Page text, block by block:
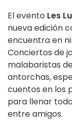
El evento Les
nueva edición
encuentra en
Conciertos de
malabaristas
antorchas,
cuentos en los
para llenar
entre amigos.